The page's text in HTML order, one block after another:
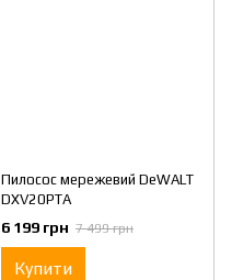
Пилосос мережевий DeWALT
DXV20PTA
6 199 грн 7 499 грн
Купити